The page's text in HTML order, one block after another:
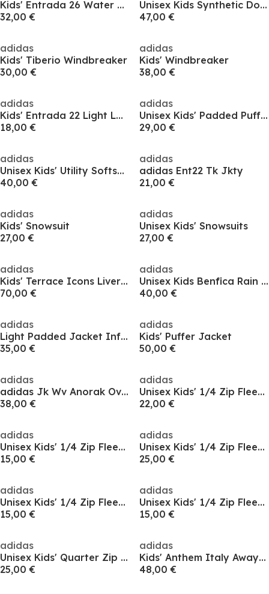
Kids' Entrada 26 Water and Wind Resistant Rain Anorak
32,00 €
Unisex Kids Synthetic Down Water-Repellent CLIMAWARM Puffer Jacket
47,00 €
adidas
Kids' Tiberio Windbreaker
30,00 €
adidas
Kids' Windbreaker
38,00 €
adidas
Kids' Entrada 22 Light Long Sleeve Quilted Jacket
18,00 €
adidas
Unisex Kids' Padded Puffer Jacket
29,00 €
adidas
Unisex Kids' Utility Softshell Jacket
40,00 €
adidas
adidas Ent22 Tk Jkty
21,00 €
adidas
Kids' Snowsuit
27,00 €
adidas
Unisex Kids' Snowsuits
27,00 €
adidas
Kids' Terrace Icons Liverpool Long Sleeve Licensed Rain Anorak
70,00 €
adidas
Unisex Kids Benfica Rain Coar 2024 2025
40,00 €
adidas
Light Padded Jacket Infants
35,00 €
adidas
Kids' Puffer Jacket
50,00 €
adidas
adidas Jk Wv Anorak Overcoat Boys
38,00 €
adidas
Unisex Kids' 1/4 Zip Fleece
22,00 €
adidas
Unisex Kids' 1/4 Zip Fleece
15,00 €
adidas
Unisex Kids' 1/4 Zip Fleece
25,00 €
adidas
Unisex Kids' 1/4 Zip Fleece
15,00 €
adidas
Unisex Kids' 1/4 Zip Fleece
15,00 €
adidas
Unisex Kids' Quarter Zip Fleece
25,00 €
adidas
Kids' Anthem Italy Away Long Sleeve 2023 Anorak
48,00 €